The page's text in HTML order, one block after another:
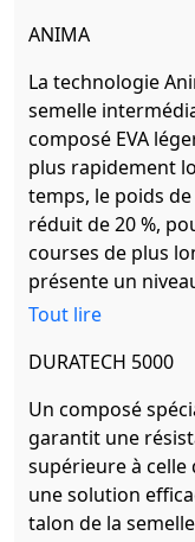
ANIMA
La technologie
semelle
composé EVA
plus rapidement
temps, le poids
réduit de 20 %,
courses de plus
présente un
Tout lire
DURATECH 5000
Un composé
garantit une
supérieure à
une solution
talon de la